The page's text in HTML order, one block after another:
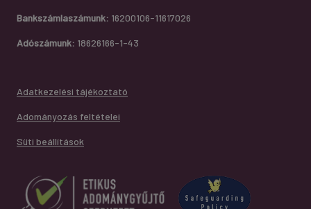
Bankszámlaszámunk: 16200106-11617026
Adószámunk: 18626166-1-43
Adatkezelési tájékoztató
Adományozás feltételei
Süti beállítások